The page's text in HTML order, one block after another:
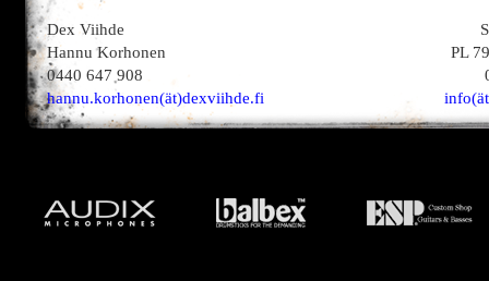
Dex Viihde
Hannu Korhonen
0440 647 908
hannu.korhonen(ät)dexviihde.fi
PL